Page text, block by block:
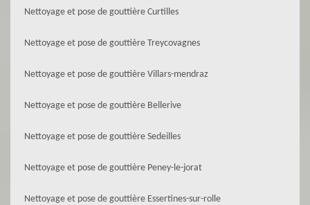
Nettoyage et pose de gouttière Curtilles
Nettoyage et pose de gouttière Treycovagnes
Nettoyage et pose de gouttière Villars-mendraz
Nettoyage et pose de gouttière Bellerive
Nettoyage et pose de gouttière Sedeilles
Nettoyage et pose de gouttière Peney-le-jorat
Nettoyage et pose de gouttière Essertines-sur-rolle